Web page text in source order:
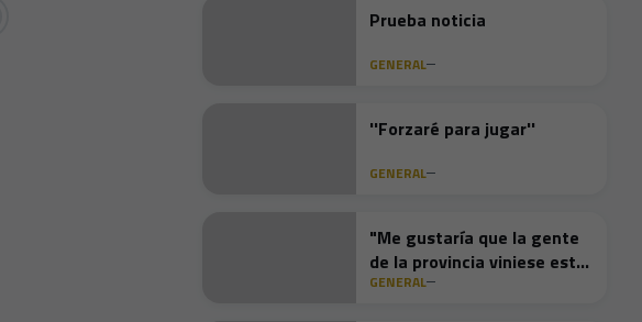
Prueba noticia
GENERAL
''Forzaré para jugar''
GENERAL
"Me gustaría que la gente
de la provincia viniese este
domingo"
GENERAL